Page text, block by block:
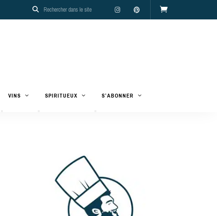
VINS SPIRITUEUX S’ABONNER